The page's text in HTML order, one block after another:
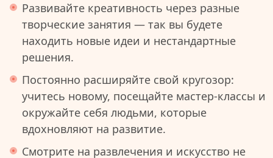
Развивайте креативность через разные
творческие занятия — так вы будете
находить новые идеи и нестандартные
решения.
Постоянно расширяйте свой кругозор:
учитесь новому, посещайте мастер-классы и
окружайте себя людьми, которые
вдохновляют на развитие.
Смотрите на развлечения и искусство не